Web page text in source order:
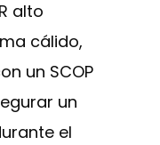
alto
cálido,
un SCOP
un
el